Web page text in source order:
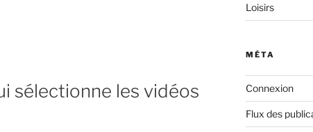
sélectionne les vidéos
Loisirs
MÉTA
Connexion
Flux des